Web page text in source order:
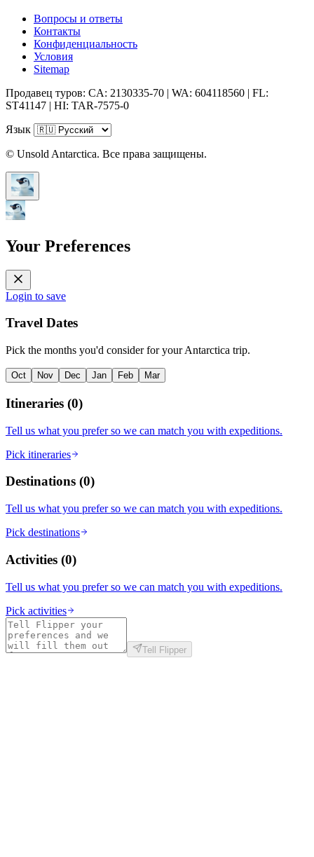
Вопросы и ответы
Контакты
Конфиденциальность
Условия
Sitemap
Продавец туров: CA: 2130335-70 | WA: 604118560 | FL:
ST41147 | HI: TAR-7575-0
Язык
© Unsold Antarctica. Все права защищены.
Your Preferences
Login to save
Travel Dates
Pick the months you'd consider for your Antarctica trip.
Oct Nov Dec Jan Feb Mar
Itineraries (0)
Tell us what you prefer so we can match you with expeditions.
Pick itineraries
Destinations (0)
Tell us what you prefer so we can match you with expeditions.
Pick destinations
Activities (0)
Tell us what you prefer so we can match you with expeditions.
Pick activities
Tell Flipper